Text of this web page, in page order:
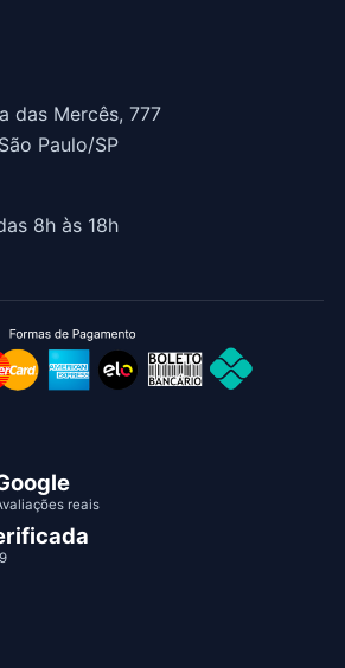
das Mercês, 777
Paulo/SP
8h às 18h
reais